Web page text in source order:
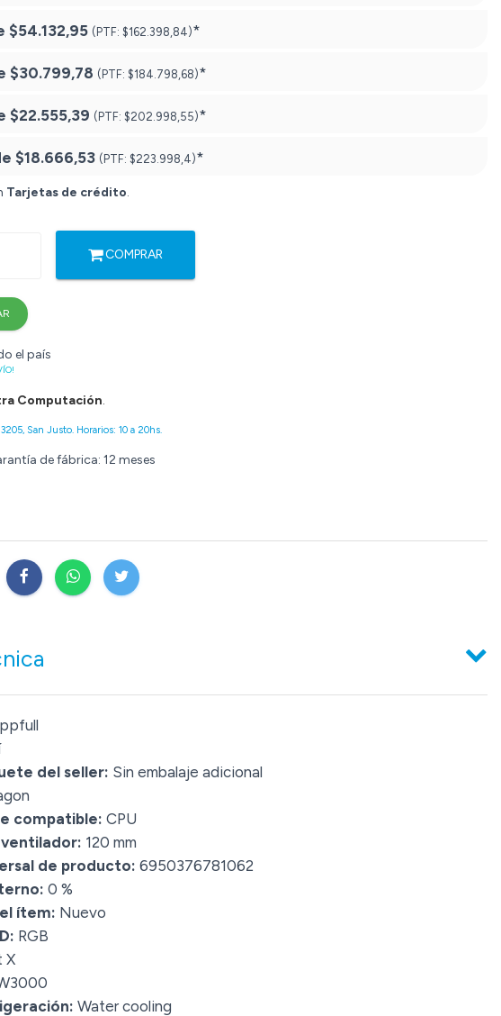
$54.132,95 (PTF: $162.398,84)*
$30.799,78 (PTF: $184.798,68)*
$22.555,39 (PTF: $202.998,55)*
$18.666,53 (PTF: $223.998,4)*
Tarjetas de crédito.
COMPRAR
el país
Computación.
San Justo. Horarios: 10 a 20hs.
de fábrica: 12 meses
del seller: Sin embalaje adicional
compatible: CPU
120 mm
de producto: 6950376781062
0 %
ítem: Nuevo
RGB
X
Water cooling